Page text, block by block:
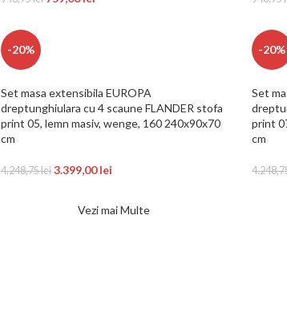
-20%
Set masa extensibila EUROPA
dreptunghiulara cu 4 scaune FLANDER stofa
print 05, lemn masiv, wenge, 160 240x90x70
cm
4.248,75lei 3.399,00lei
-20%
Set
print
cm
Vezi mai Multe